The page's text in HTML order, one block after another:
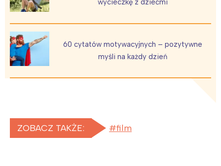
wycieczkę z dziećmi
60 cytatów motywacyjnych – pozytywne
myśli na każdy dzień
ZOBACZ TAKŻE: film